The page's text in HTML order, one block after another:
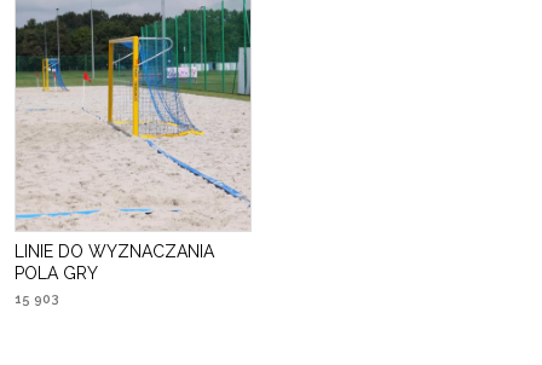
LINIE DO WYZNACZANIA
POLA GRY
15 903